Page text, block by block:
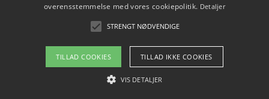
Om / kontakt
Blog Betingelser
overensstemmelse med vores cookiepolitik. Detaljer
STRENGT NØDVENDIGE
TILLAD COOKIES TILLAD IKKE COOKIES
VIS DETALJER